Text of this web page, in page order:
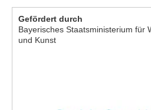
Gefördert durch
Bayerisches Staatsministerium für
und Kunst